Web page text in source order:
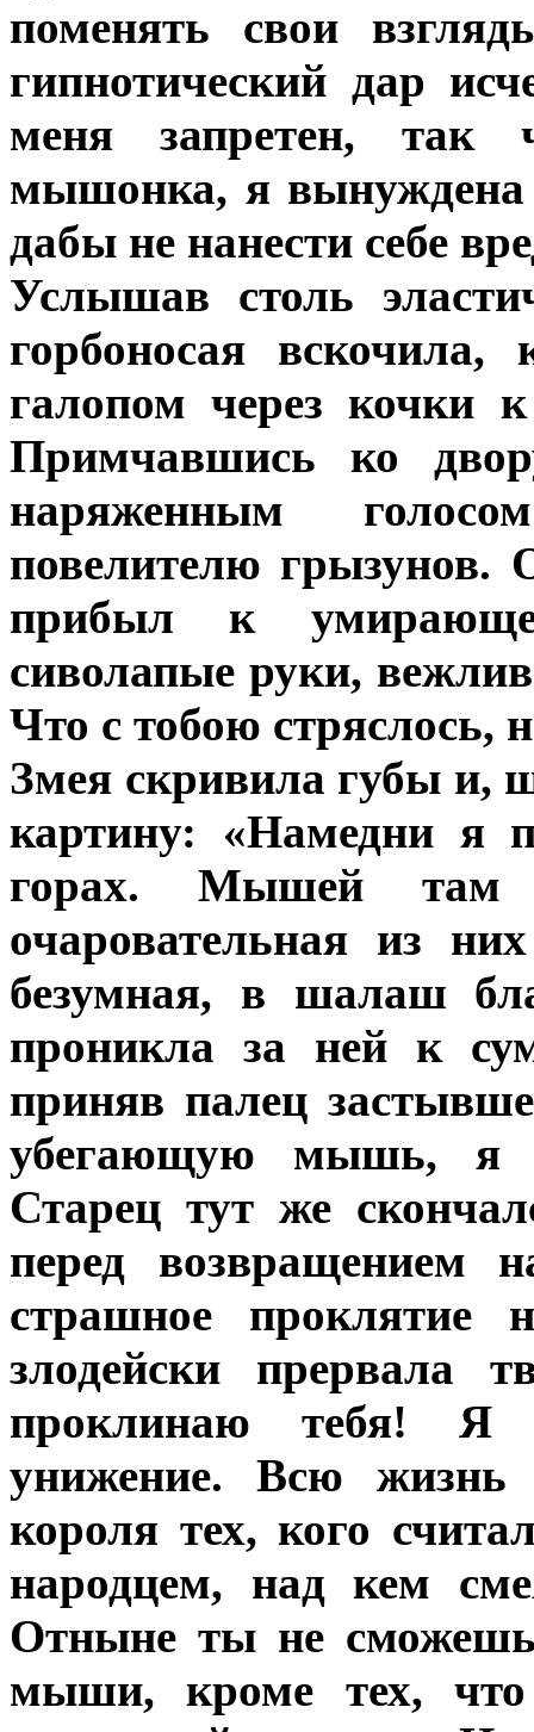
поменять свои
гипнотический дар
меня запретен, так
мышонка, я вынуждена
дабы не нанести себе
Услышав столь
горбоносая вскочила,
галопом через кочки
Примчавшись ко
наряженным
повелителю грызунов.
прибыл к
сиволапые руки,
Что с тобою стряслось,
Змея скривила губы и,
картину: «Намедни я
горах. Мышей
очаровательная из
безумная, в шалаш
проникла за ней к
приняв палец
убегающую мышь, я
Старец тут же
перед возвращением
страшное
злодейски прервала
проклинаю тебя! Я
унижение. Всю жизнь
короля тех, кого
народцем, над кем
Отныне ты не
мыши, кроме тех, что